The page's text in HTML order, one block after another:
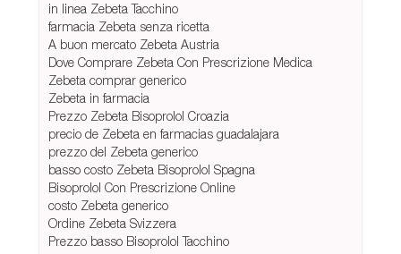
in linea Zebeta Tacchino
farmacia Zebeta senza ricetta
A buon mercato Zebeta Austria
Dove Comprare Zebeta Con Prescrizione Medica
Zebeta comprar generico
Zebeta in farmacia
Prezzo Zebeta Bisoprolol Croazia
precio de Zebeta en farmacias guadalajara
prezzo del Zebeta generico
basso costo Zebeta Bisoprolol Spagna
Bisoprolol Con Prescrizione Online
costo Zebeta generico
Ordine Zebeta Svizzera
Prezzo basso Bisoprolol Tacchino